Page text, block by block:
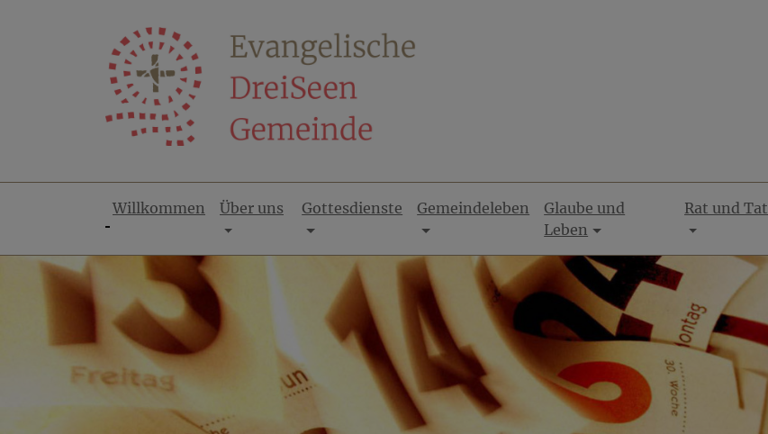
Hauptnavigation
Willkommen Über uns Gottesdienste Gemeindeleben
Glaube und
Leben
Rat und Tat